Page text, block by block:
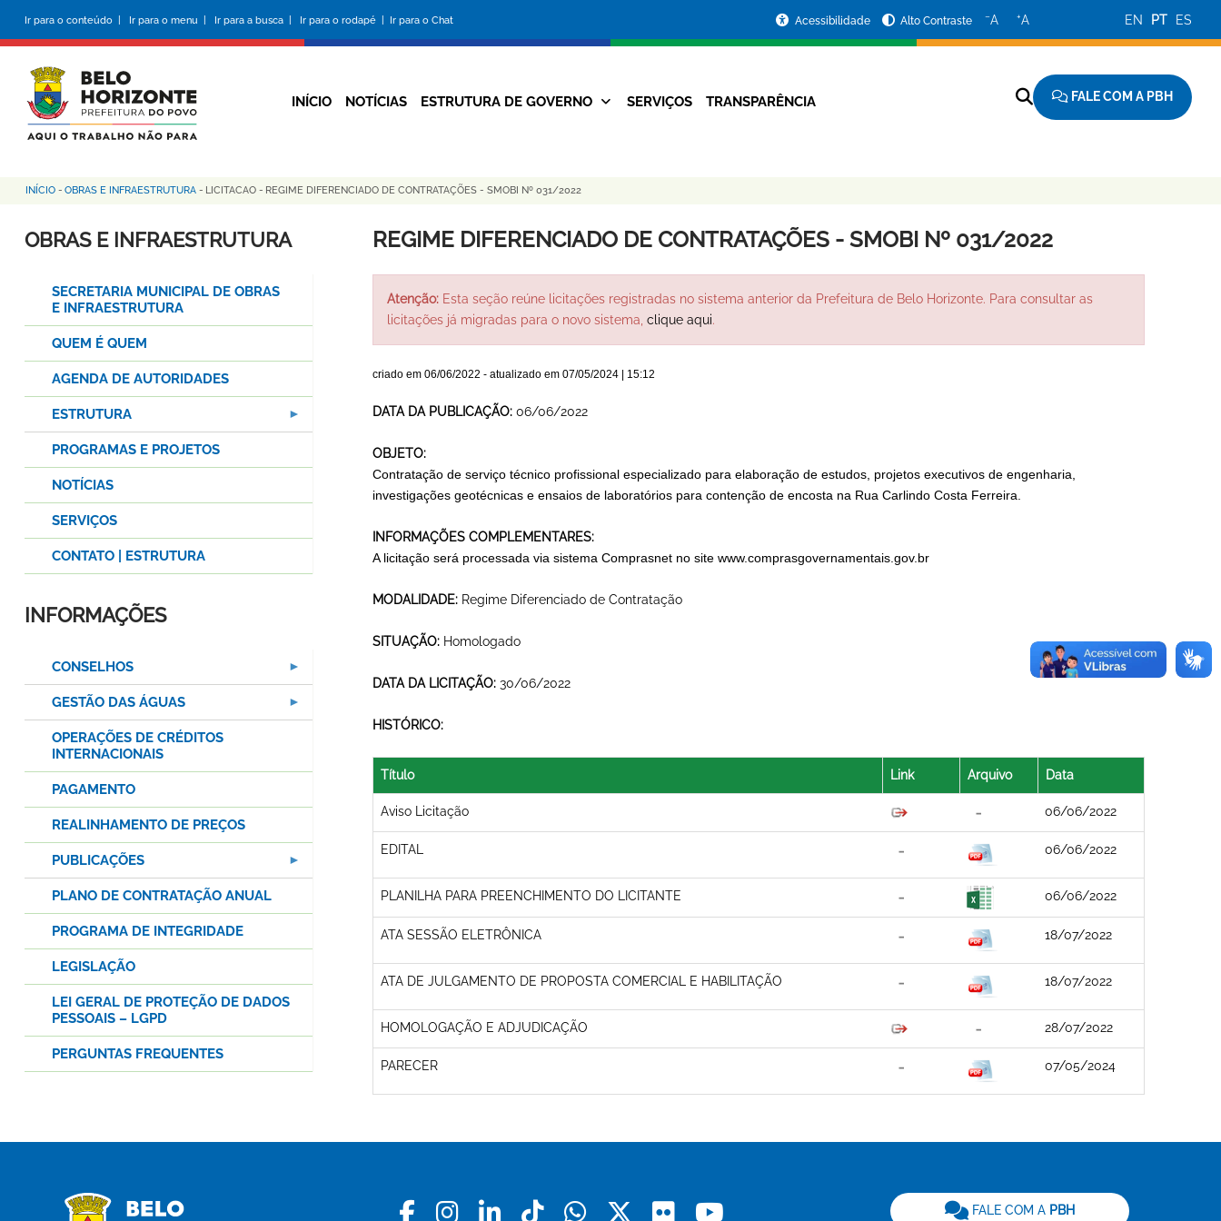
conteúdo
principal
Ir para o conteúdo | Ir para o menu | Ir para a busca | Ir para o rodapé | Ir para o Chat
da
Prefeitura
Acessibilidade Alto Contraste −A +A EN PT ES
Navegação
INÍCIO NOTÍCIAS ESTRUTURA DE GOVERNO SERVIÇOS TRANSPARÊNCIA FALE COM A PBH
Trilha
de
INÍCIO - OBRAS E INFRAESTRUTURA - LICITACAO - REGIME DIFERENCIADO DE CONTRATAÇÕES - SMOBI Nº 031/2022
REGIME DIFERENCIADO DE CONTRATAÇÕES - SMOBI Nº 031/2022
Atenção:Esta seção reúne licitações registradas no sistema anterior da Prefeitura de Belo Horizonte. Para consultar as
licitações já migradas para o novo sistema, clique aqui.
criado em 06/06/2022 - atualizado em 07/05/2024 | 15:12
DATA DA PUBLICAÇÃO: 06/06/2022
OBJETO:
Contratação de serviço técnico profissional especializado para elaboração de estudos, projetos executivos de engenharia,
investigações geotécnicas e ensaios de laboratórios para contenção de encosta na Rua Carlindo Costa Ferreira.
INFORMAÇÕES COMPLEMENTARES:
A licitação será processada via sistema Comprasnet no site www.comprasgovernamentais.gov.br
MODALIDADE: Regime Diferenciado de Contratação
SITUAÇÃO: Homologado
DATA DA LICITAÇÃO: 30/06/2022
HISTÓRICO:
Título Link Arquivo Data
Aviso Licitação 06/06/2022
EDITAL 06/06/2022
PLANILHA PARA PREENCHIMENTO DO LICITANTE 06/06/2022
ATA SESSÃO ELETRÔNICA 18/07/2022
ATA DE JULGAMENTO DE PROPOSTA COMERCIAL E HABILITAÇÃO 18/07/2022
HOMOLOGAÇÃO E ADJUDICAÇÃO 28/07/2022
PARECER 07/05/2024
OBRAS E INFRAESTRUTURA
SECRETARIA MUNICIPAL DE OBRAS
E INFRAESTRUTURA
QUEM É QUEM
AGENDA DE AUTORIDADES
ESTRUTURA
PROGRAMAS E PROJETOS
NOTÍCIAS
SERVIÇOS
CONTATO | ESTRUTURA
INFORMAÇÕES
CONSELHOS
GESTÃO DAS ÁGUAS
OPERAÇÕES DE CRÉDITOS
INTERNACIONAIS
PAGAMENTO
REALINHAMENTO DE PREÇOS
PUBLICAÇÕES
PLANO DE CONTRATAÇÃO ANUAL
PROGRAMA DE INTEGRIDADE
LEGISLAÇÃO
LEI GERAL DE PROTEÇÃO DE DADOS
PESSOAIS – LGPD
PERGUNTAS FREQUENTES
Facebook
Instagram
LinkedinTiktokWhatsapp
X Flickr FALE COM A PBH